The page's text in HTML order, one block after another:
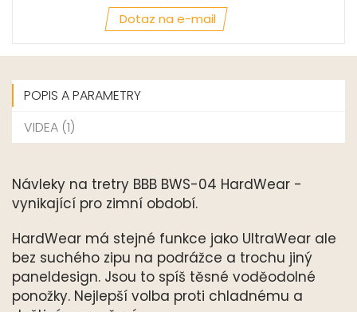
Dotaz na e-mail
POPIS A PARAMETRY
VIDEA (1)
Návleky na tretry BBB BWS-04 HardWear -
vynikající pro zimní období.
HardWear má stejné funkce jako UltraWear ale
bez suchého zipu na podrážce a trochu jiný
paneldesign. Jsou to spíš těsné voděodolné
ponožky. Nejlepší volba proti chladnému a